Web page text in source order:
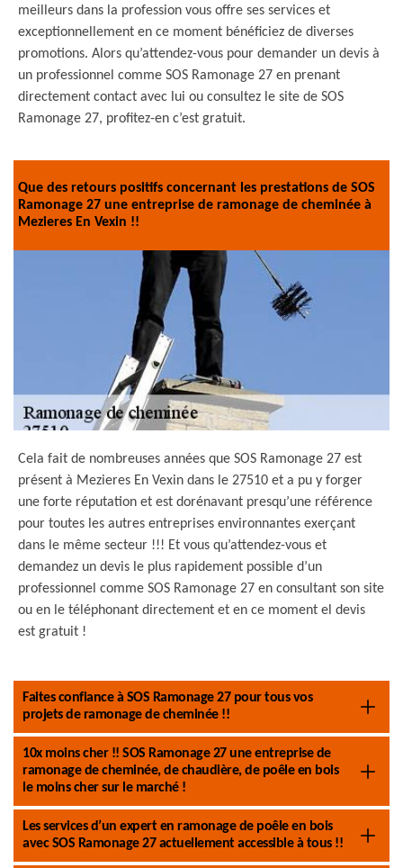
meilleurs dans la profession vous offre ses services et
exceptionnellement en ce moment bénéficiez de diverses
promotions. Alors qu’attendez-vous pour demander un devis à
un professionnel comme SOS Ramonage 27 en prenant
directement contact avec lui ou consultez le site de SOS
Ramonage 27, profitez-en c’est gratuit.
Que des retours positifs concernant les prestations de SOS
Ramonage 27 une entreprise de ramonage de cheminée à
Mezieres En Vexin !!
Cela fait de nombreuses années que SOS Ramonage 27 est
présent à Mezieres En Vexin dans le 27510 et a pu y forger
une forte réputation et est dorénavant presqu’une référence
pour toutes les autres entreprises environnantes exerçant
dans le même secteur !!! Et vous qu’attendez-vous et
demandez un devis le plus rapidement possible d’un
professionnel comme SOS Ramonage 27 en consultant son site
ou en le téléphonant directement et en ce moment el devis
est gratuit !
Faites confiance à SOS Ramonage 27 pour tous vos
projets de ramonage de cheminée !!
10x moins cher !! SOS Ramonage 27 une entreprise de
ramonage de cheminée, de chaudière, de poêle en bois
le moins cher sur le marché !
Les services d’un expert en ramonage de poêle en bois
avec SOS Ramonage 27 actuellement accessible à tous !!